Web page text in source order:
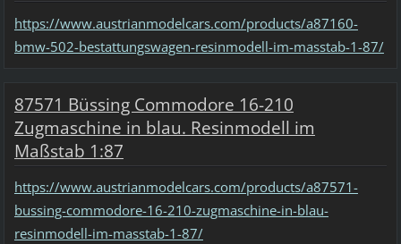
https://www.austrianmodelcars.com/products/a87160-
bmw-502-bestattungswagen-resinmodell-im-masstab-1-87/
87571 Büssing Commodore 16-210
Zugmaschine in blau. Resinmodell im
Maßstab 1:87
https://www.austrianmodelcars.com/products/a87571-
bussing-commodore-16-210-zugmaschine-in-blau-
resinmodell-im-masstab-1-87/